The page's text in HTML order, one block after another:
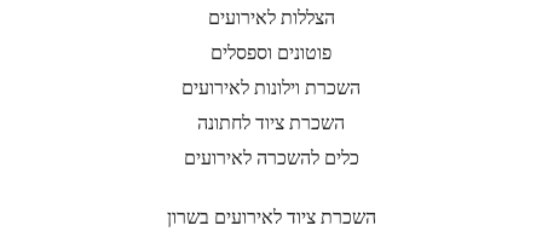
הצללות לאירועים
פוטונים וספסלים
השכרת וילונות לאירועים
השכרת ציוד לחתונה
כלים להשכרה לאירועים
השכרת ציוד לאירועים בשרון